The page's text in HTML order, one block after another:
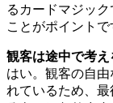
るカードマジッ
ことがポイントで
観客は途中で考
はい。観客の自
れているため、